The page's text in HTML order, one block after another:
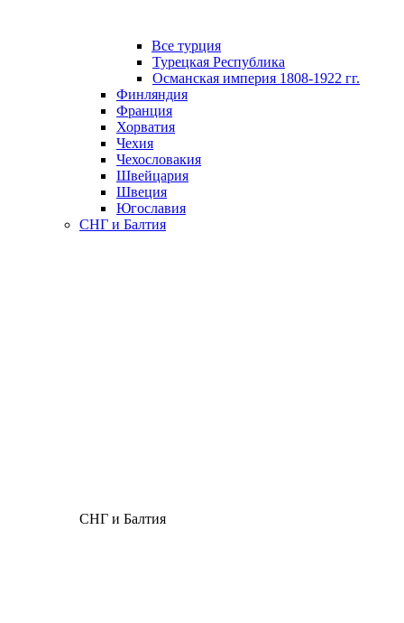
Все турция
Турецкая Республика
Османская империя 1808-1922 гг.
Финляндия
Франция
Хорватия
Чехия
Чехословакия
Швейцария
Швеция
Югославия
СНГ и Балтия
СНГ и Балтия